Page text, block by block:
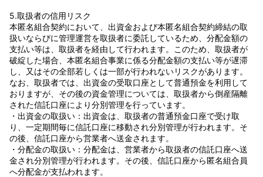
5.取扱者の信用リスク
本匿名組合契約において、出資金および本匿名組合契約締結の取
扱いならびに管理運営を取扱者に委託しているため、分配金額の
支払い等は、取扱者を経由して行われます。このため、取扱者が
破綻した場合、本匿名組合事業に係る分配金額の支払い等が遅滞
し、又はその全部若しくは一部が行われないリスクがあります。
なお、取扱者では、出資金の受取口座として普通預金を利用して
おりますが、その後の資金管理については、取扱者から倒産隔離
された信託口座により分別管理を行っています。
・出資金の取扱い：出資金は、取扱者の普通預金口座で受け取
り、一定期間毎に信託口座に移動され分別管理が行われます。そ
の後、信託口座から営業者へ送金されます。
・分配金の取扱い：分配金は、営業者から取扱者の信託口座へ送
金され分別管理が行われます。その後、信託口座から匿名組合員
へ分配金が支払われます。